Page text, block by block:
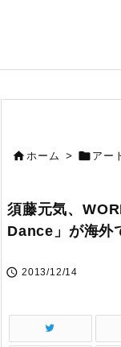
ホーム >  アー
須藤元気、
Dance」が海外
 2013/12/14